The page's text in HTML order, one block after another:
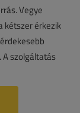
Vegye
kétszer érkezik
A szolgáltatás